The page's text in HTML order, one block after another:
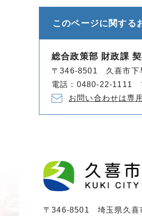
このページに関する
総合政策部 財政課
〒346-8501 久喜市下
電話：0480-22-1111
お問い合わせは専
〒346-8501 埼玉県久喜